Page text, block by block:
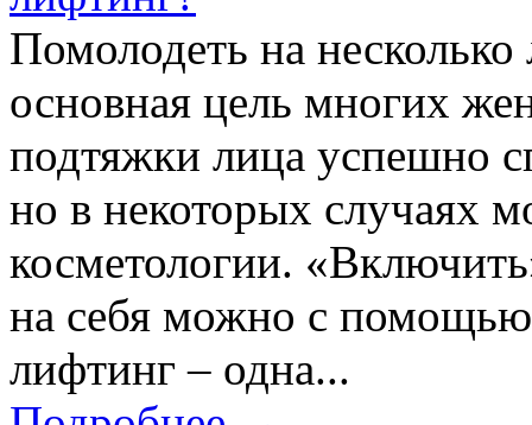
Помолодеть на несколько
основная цель многих
подтяжки лица успешно
но в некоторых случаях
косметологии.
на себя можно с
лифтинг – одна...